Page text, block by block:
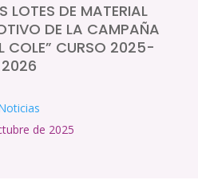
LOTES DE MATERIAL
DE LA CAMPAÑA
COLE” CURSO 2025-
2026
de 2025